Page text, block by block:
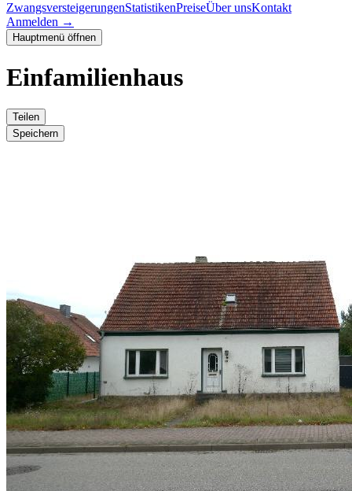
ZwangsversteigerungenStatistikenPreiseÜber unsKontakt
Anmelden →
Hauptmenü öffnen
Einfamilienhaus
Teilen
Speichern